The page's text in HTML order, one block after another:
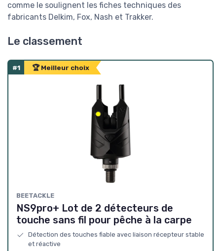
comme le soulignent les fiches techniques des
fabricants Delkim, Fox, Nash et Trakker.
Le classement
#1 🏆 Meilleur choix
BEETACKLE
NS9pro+ Lot de 2 détecteurs de
touche sans fil pour pêche à la carpe
Détection des touches fiable avec liaison récepteur stable
et réactive